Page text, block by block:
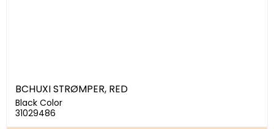
BCHUXI STRØMPER, RED
Black Color
31029486